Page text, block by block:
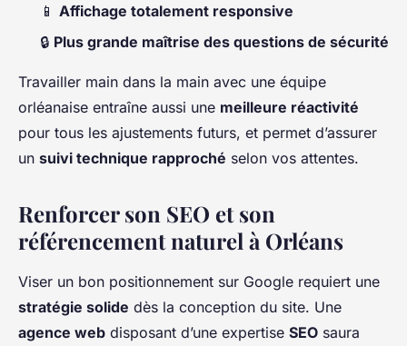
📱 Affichage totalement responsive
🔒 Plus grande maîtrise des questions de sécurité
Travailler main dans la main avec une équipe
orléanaise entraîne aussi une meilleure réactivité
pour tous les ajustements futurs, et permet d’assurer
un suivi technique rapproché selon vos attentes.
Renforcer son SEO et son
référencement naturel à Orléans
Viser un bon positionnement sur Google requiert une
stratégie solide dès la conception du site. Une
agence web disposant d’une expertise SEO saura